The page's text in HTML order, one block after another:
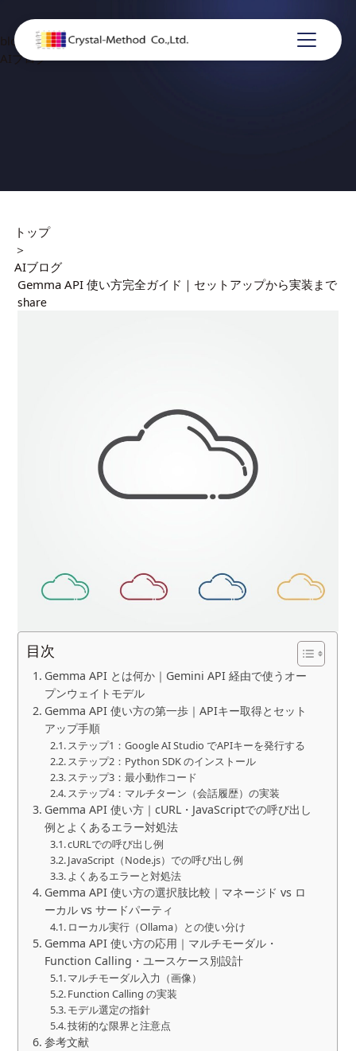
blog
AIブログ
トップ
＞
AIブログ
Gemma API 使い方完全ガイド｜セットアップから実装まで
share
目次
Gemma API とは何か｜Gemini API 経由で使うオー
プンウェイトモデル
Gemma API 使い方の第一歩｜APIキー取得とセット
アップ手順
ステップ1：Google AI Studio でAPIキーを発行する
ステップ2：Python SDK のインストール
ステップ3：最小動作コード
ステップ4：マルチターン（会話履歴）の実装
Gemma API 使い方｜cURL・JavaScriptでの呼び出し
例とよくあるエラー対処法
cURLでの呼び出し例
JavaScript（Node.js）での呼び出し例
よくあるエラーと対処法
Gemma API 使い方の選択肢比較｜マネージド vs ロ
ーカル vs サードパーティ
ローカル実行（Ollama）との使い分け
Gemma API 使い方の応用｜マルチモーダル・
Function Calling・ユースケース別設計
マルチモーダル入力（画像）
Function Calling の実装
モデル選定の指針
技術的な限界と注意点
参考文献